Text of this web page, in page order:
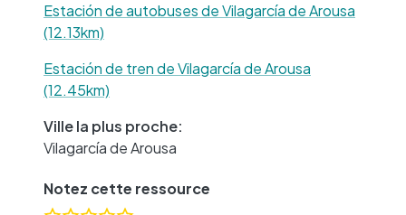
Estación de autobuses de Vilagarcía de Arousa
(12.13km)
Estación de tren de Vilagarcía de Arousa
(12.45km)
Ville la plus proche:
Vilagarcía de Arousa
Notez cette ressource